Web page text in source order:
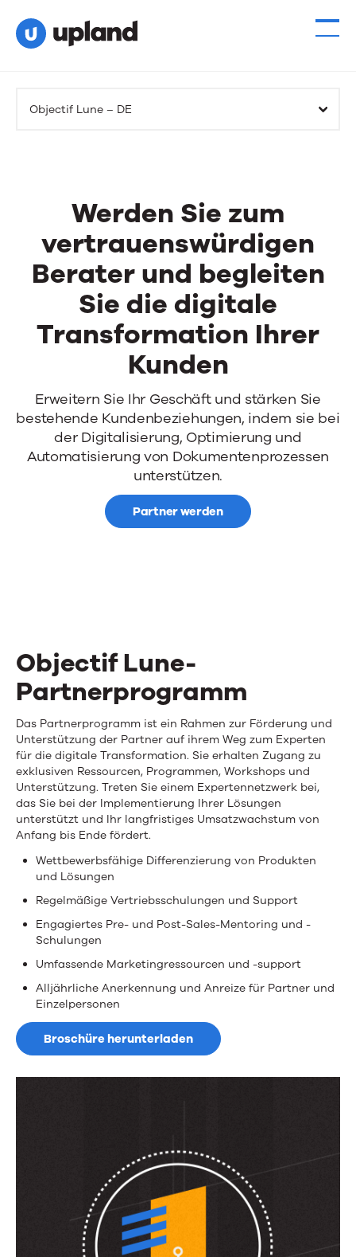
Objectif Lune – DE
Werden Sie zum
vertrauenswürdigen
Berater und begleiten
Sie die digitale
Transformation Ihrer
Kunden
Werden
Sie
zum
vertrauenswürdigen
Berater
die
digitale
Transformation
Ihrer
Kunden
Erweitern Sie Ihr Geschäft und stärken Sie
bestehende Kundenbeziehungen, indem sie bei
der Digitalisierung, Optimierung und
Automatisierung von Dokumentenprozessen
unterstützen.
Partner werden
Objectif Lune-
Partnerprogramm
Objectif
Lune-
Partnerprogramm
Das Partnerprogramm ist ein Rahmen zur Förderung und
Unterstützung der Partner auf ihrem Weg zum Experten
für die digitale Transformation. Sie erhalten Zugang zu
exklusiven Ressourcen, Programmen, Workshops und
Unterstützung. Treten Sie einem Expertennetzwerk bei,
das Sie bei der Implementierung Ihrer Lösungen
unterstützt und Ihr langfristiges Umsatzwachstum von
Anfang bis Ende fördert.
Wettbewerbsfähige Differenzierung von Produkten
und Lösungen
Regelmäßige Vertriebsschulungen und Support
Engagiertes Pre- und Post-Sales-Mentoring und -
Schulungen
Umfassende Marketingressourcen und -support
Alljährliche Anerkennung und Anreize für Partner und
Einzelpersonen
Broschüre herunterladen